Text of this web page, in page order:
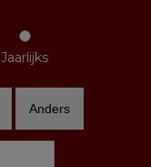
Jaarlijks
Anders